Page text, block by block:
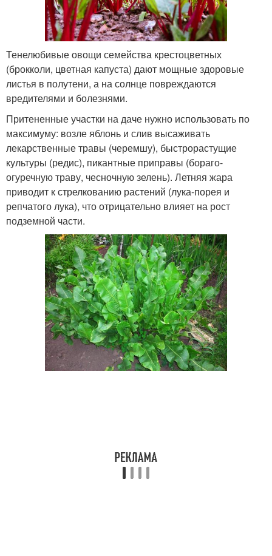
Тенелюбивые овощи семейства крестоцветных
(брокколи, цветная капуста) дают мощные здоровые
листья в полутени, а на солнце повреждаются
вредителями и болезнями.
Притененные участки на даче нужно использовать по
максимуму: возле яблонь и слив высаживать
лекарственные травы (черемшу), быстрорастущие
культуры (редис), пикантные приправы (бораго-
огуречную траву, чесночную зелень). Летняя жара
приводит к стрелкованию растений (лука-порея и
репчатого лука), что отрицательно влияет на рост
подземной части.